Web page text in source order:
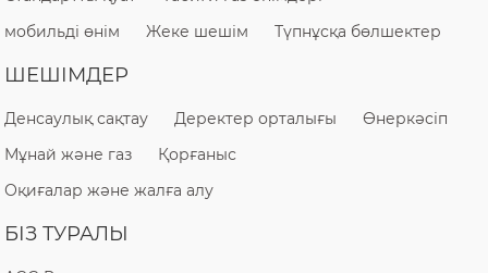
мобильді өнім
Жеке шешім Түпнұсқа бөлшектер
ШЕШІМДЕР
Денсаулық сақтау Деректер орталығы
Өнеркәсіп
Мұнай және газ
Қорғаныс
Оқиғалар және жалға алу
БІЗ ТУРАЛЫ